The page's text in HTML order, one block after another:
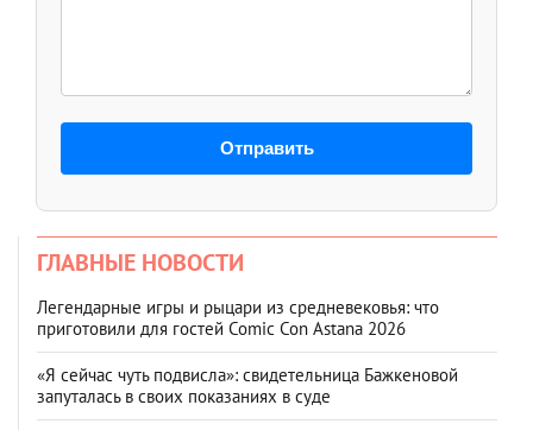
Отправить
ГЛАВНЫЕ НОВОСТИ
Легендарные игры и рыцари из средневековья: что
приготовили для гостей Comic Con Astana 2026
«Я сейчас чуть подвисла»: свидетельница Бажкеновой
запуталась в своих показаниях в суде